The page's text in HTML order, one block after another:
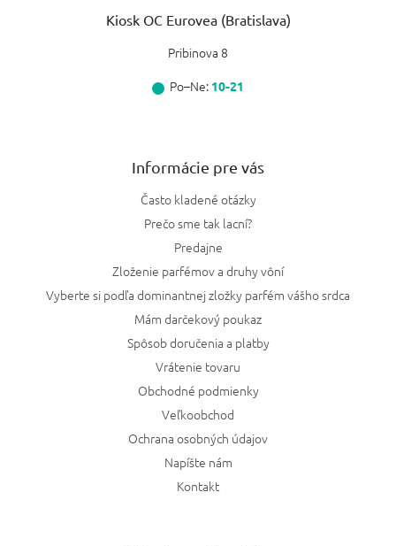
Kiosk OC Eurovea (Bratislava)
Pribinova 8
Po–Ne: 10-21
Informácie pre vás
Často kladené otázky
Prečo sme tak lacní?
Predajne
Zloženie parfémov a druhy vôní
Vyberte si podľa dominantnej zložky parfém vášho srdca
Mám darčekový poukaz
Spôsob doručenia a platby
Vrátenie tovaru
Obchodné podmienky
Veľkoobchod
Ochrana osobných údajov
Napíšte nám
Kontakt